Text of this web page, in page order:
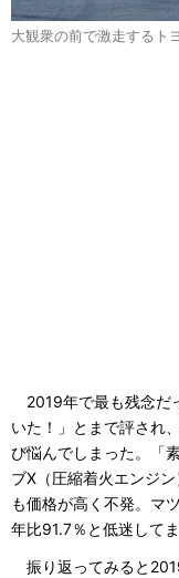
大観衆の前で激走するト
2019年で最も残念だ
いた！」とまで評され
び悩んでしまった。「
ブX（圧縮着火エンジ
も価格が高く不発。マ
年比91.7％と低迷してま
振り返ってみると